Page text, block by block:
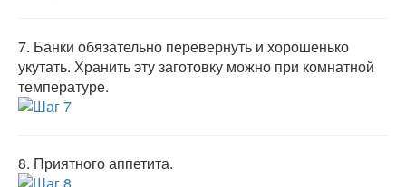
7. Банки обязательно перевернуть и хорошенько
укутать. Хранить эту заготовку можно при комнатной
температуре.
8. Приятного аппетита.